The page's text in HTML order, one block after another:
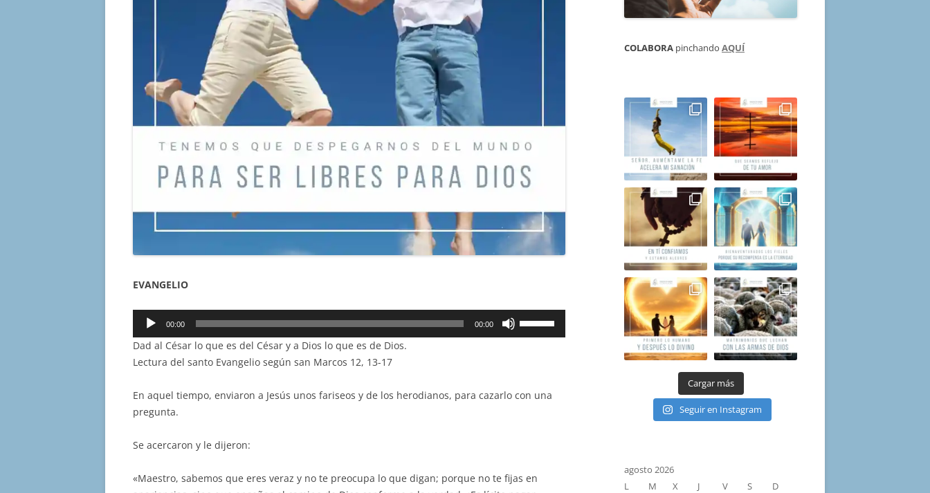
EVANGELIO
Reproductor
audio
00:00 00:00
arriba/abajo
el
Dad al César lo que es del César y a Dios lo que es de Dios.
Lectura del santo Evangelio según san Marcos 12, 13-17
En aquel tiempo, enviaron a Jesús unos fariseos y de los herodianos, para cazarlo con una
pregunta.
Se acercaron y le dijeron:
«Maestro, sabemos que eres veraz y no te preocupa lo que digan; porque no te fijas en
COLABORA pinchando AQUÍ
Cargar más
Seguir en Instagram
agosto 2026
L
M X J V S
D